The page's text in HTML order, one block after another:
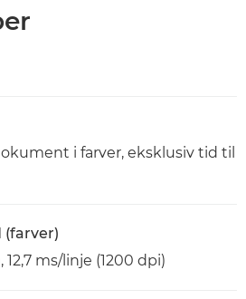
i farver, eksklusiv tid til
(farver)
ms/linje (1200 dpi)